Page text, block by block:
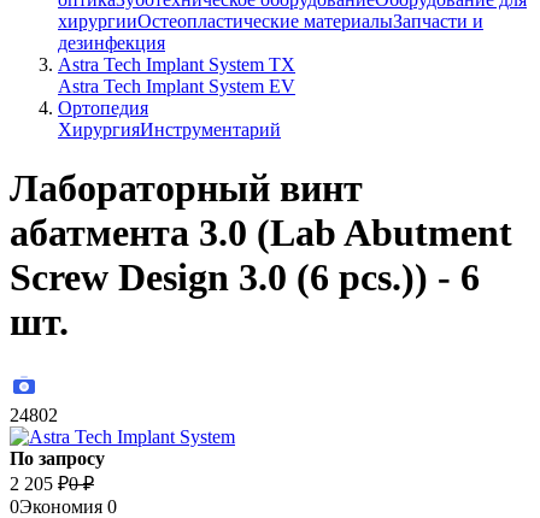
хирургииОстеопластические материалыЗапчасти и
дезинфекция
Astra Tech Implant System TX
Astra Tech Implant System EV
Ортопедия
ХирургияИнструментарий
Лабораторный винт
абатмента 3.0 (Lab Abutment
Screw Design 3.0 (6 pcs.)) - 6
шт.
24802
По запросу
2 205 ₽0 ₽
0Экономия 0